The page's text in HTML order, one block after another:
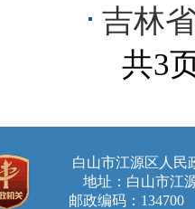
吉林
共3
白山市江源区人
地址：白山市江
邮政编码：134700